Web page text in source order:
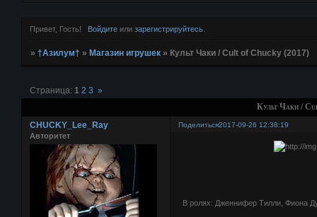
Привет, Гость! Войдитеили зарегистрируйтесь.
»†Азилум† »Магазин игрушек » Культ Чаки / Cult of Chucky (2017)
Культ Чаки /
Страница: 1 2 3 »
Поделиться2017-09-26 12:38:19
CHUCKY_Lee_Ray
Авторитет
В ролях: Дженнифер Тилли, Фиона